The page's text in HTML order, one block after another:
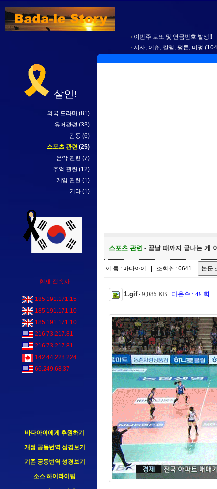
이번주 로또 및 연금번호 발생!!
시사, 이슈, 칼럼, 평론, 비평
살인!
외국 드라마 (81)
유머관련 (33)
감동 (6)
스포츠 관련 (25)
음악 관련 (7)
추억 관련 (12)
게임 관련 (1)
기타 (1)
현재 접속자
185.191.171.15
185.191.171.10
185.191.171.10
216.73.217.81
216.73.217.81
142.44.228.224
66.249.68.37
바다아이에게 후원하기
개정 공동번역 성경보기
기존 공동번역 성경보기
소스 하이라이팅
스포츠 관련 - 끝날 때까지 끝나는 게
이 름 : 바다아이 | 조회수 : 6641
1.gif- 9,085 KB 다운수 : 49 회